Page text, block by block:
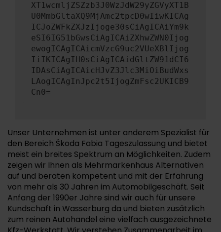
XT1wcmljZSZzb3J0WzJdW29yZGVyXT1B
U0MmbGltaXQ9MjAmc2tpcD0wIiwKICAg
ICJoZWFkZXJzIjoge30sCiAgICAiYm9k
eSI6IG51bGwsCiAgICAiZXhwZWN0Ijog
ewogICAgICAicmVzcG9uc2VUeXBlIjog
IiIKICAgIH0sCiAgICAidGltZW91dCI6
IDAsCiAgICAicHJvZ3Jlc3MiOiBudWxs
LAogICAgInJpc2t5IjogZmFsc2UKICB9
Cn0=
Unser Unternehmen ist unter anderem Spezialist für
den Bereich Škoda Fabia Tageszulassung und bietet
meist ein breites Spektrum an Möglichkeiten. Zudem
zeigen wir Ihnen als Mehrmarkenhaus Alternativen
auf und beraten kompetent und mit der Erfahrung
von mehr als 30 Jahren im Automobilgeschäft. Seit
Anfang der 1990er Jahre sind wir auch für unsere
Kundschaft in Wasserburg da und bieten zusätzlich
zum reinen Autohandel eine vielfach ausgezeichnete